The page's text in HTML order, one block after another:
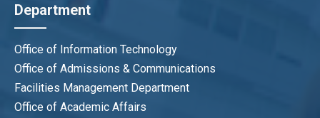
Department
Office of Information Technology
Office of Admissions & Communications
Facilities Management Department
Office of Academic Affairs